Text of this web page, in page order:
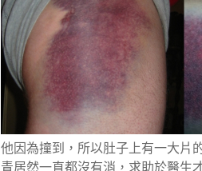
他因為撞到，所以肚子上有一大片
青居然一直都沒有消，求助於醫生